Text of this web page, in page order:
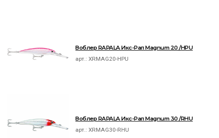
Воблер RAPALA Икс-Рап Magnum 20 /HPU
арт.:XRMAG20-HPU
Воблер RAPALA Икс-Рап Magnum 30 /RHU
арт.:XRMAG30-RHU